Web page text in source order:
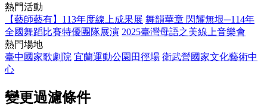
熱門活動
【藝師藝有】113年度線上成果展 舞韻華章 閃耀無垠─114年
全國舞蹈比賽特優團隊展演 2025臺灣母語之美線上音樂會
熱門場地
臺中國家歌劇院 宜蘭運動公園田徑場 衛武營國家文化藝術中
心
變更過濾條件